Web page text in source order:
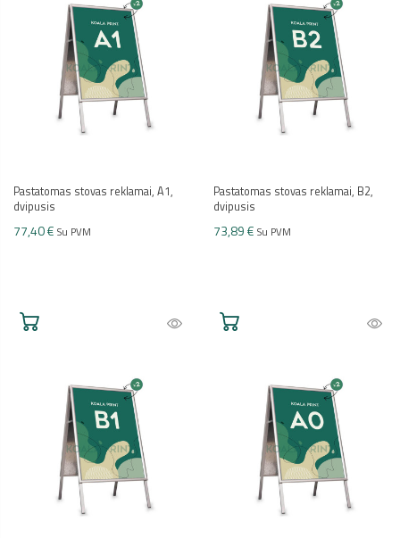
Pastatomas stovas reklamai, A1,
dvipusis
77,40 € Su PVM
Pastatomas stovas reklamai, B2,
dvipusis
73,89 € Su PVM